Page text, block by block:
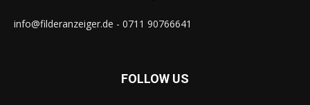
info@filderanzeiger.de - 0711 90766641
FOLLOW US